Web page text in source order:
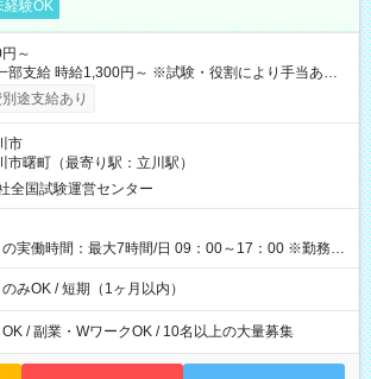
経験OK
～
験・役割により手当あり
により昇給あり 【即給（前払い）オプションあ
望される場合、勤務から1週間ほどで給与の一部を受け
塾模擬試験 8:30～17:30（休憩1時間） 時給1,300円
収10,400円＋交通費 ※当日の役割により時給＋100
り ・国家試験 7:00～13:30（休憩なし） 時給1,300
＋100円）×6時間＝日収8,400円＋交通費 【試用期
間なし
途支給あり
市
市曙町（最寄り駅：立川駅）
全国試験運営センター
の実働時間：最大7時間/日 09：00～17：00 ※勤務時
より異なります。
みOK / 短期（1ヶ月以内）
/ 副業・WワークOK / 10名以上の大量募集